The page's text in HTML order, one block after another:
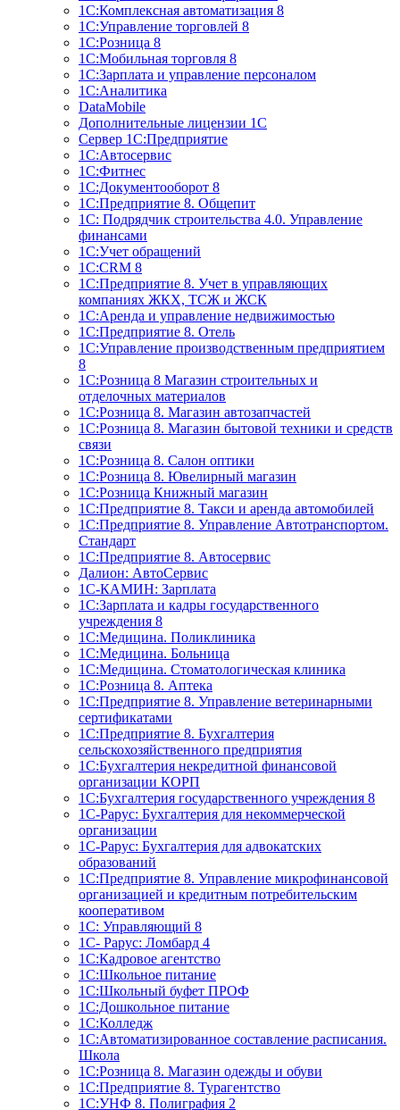
1С:Комплексная автоматизация 8
1С:Управление торговлей 8
1С:Розница 8
1С:Мобильная торговля 8
1С:Зарплата и управление персоналом
1С:Аналитика
DataMobile
Дополнительные лицензии 1С
Сервер 1С:Предприятие
1С:Автосервис
1С:Фитнес
1С:Документооборот 8
1С:Предприятие 8. Общепит
1С: Подрядчик строительства 4.0. Управление
финансами
1С:Учет обращений
1C:CRM 8
1С:Предприятие 8. Учет в управляющих
компаниях ЖКХ, ТСЖ и ЖСК
1С:Аренда и управление недвижимостью
1С:Предприятие 8. Отель
1C:Управление производственным предприятием
8
1С:Розница 8 Магазин строительных и
отделочных материалов
1С:Розница 8. Магазин автозапчастей
1С:Розница 8. Магазин бытовой техники и средств
связи
1С:Розница 8. Салон оптики
1С:Розница 8. Ювелирный магазин
1С:Розница Книжный магазин
1C:Предприятие 8. Такси и аренда автомобилей
1С:Предприятие 8. Управление Автотранспортом.
Стандарт
1C:Предприятие 8. Автосервис
Далион: АвтоСервис
1С-КАМИН: Зарплата
1С:Зарплата и кадры государственного
учреждения 8
1С:Медицина. Поликлиника
1С:Медицина. Больница
1С:Медицина. Стоматологическая клиника
1С:Розница 8. Аптека
1C:Предприятие 8. Управление ветеринарными
сертификатами
1С:Предприятие 8. Бухгалтерия
сельскохозяйственного предприятия
1C:Бухгалтерия некредитной финансовой
организации КОРП
1С:Бухгалтерия государственного учреждения 8
1С-Рарус: Бухгалтерия для некоммерческой
организации
1С-Рарус: Бухгалтерия для адвокатских
образований
1С:Предприятие 8. Управление микрофинансовой
организацией и кредитным потребительским
кооперативом
1С: Управляющий 8
1С- Рарус: Ломбард 4
1С:Кадровое агентство
1С:Школьное питание
1С:Школьный буфет ПРОФ
1C:Дошкольное питание
1С:Колледж
1С:Автоматизированное составление расписания.
Школа
1С:Розница 8. Магазин одежды и обуви
1С:Предприятие 8. Турагентство
1С:УНФ 8. Полиграфия 2